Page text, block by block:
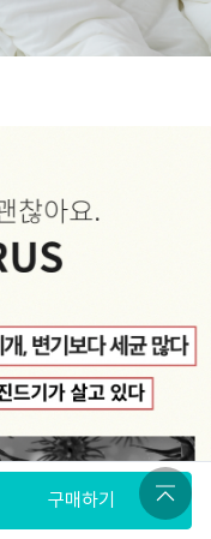
구매하기